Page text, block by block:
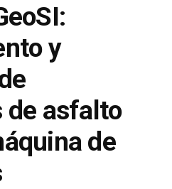
y
de asfalto
de